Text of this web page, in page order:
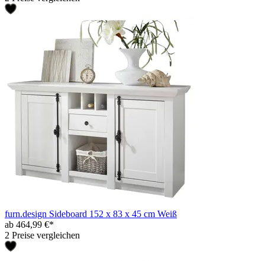
furn.design Sideboard 152 x 83 x 45 cm Weiß
ab 464,99 €*
2 Preise vergleichen